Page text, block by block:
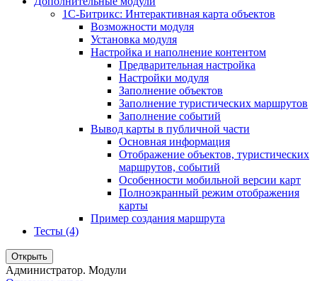
1С-Битрикс: Интерактивная карта объектов
Возможности модуля
Установка модуля
Настройка и наполнение контентом
Предварительная настройка
Настройки модуля
Заполнение объектов
Заполнение туристических маршрутов
Заполнение событий
Вывод карты в публичной части
Основная информация
Отображение объектов, туристических
маршрутов, событий
Особенности мобильной версии карт
Полноэкранный режим отображения
карты
Пример создания маршрута
Тесты (4)
Открыть
Администратор. Модули